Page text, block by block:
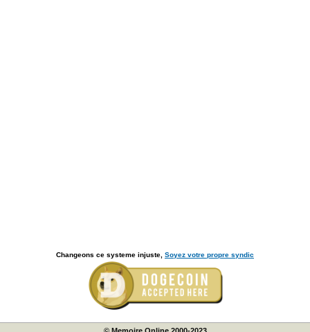
Changeons ce systeme injuste, Soyez votre propre syndic